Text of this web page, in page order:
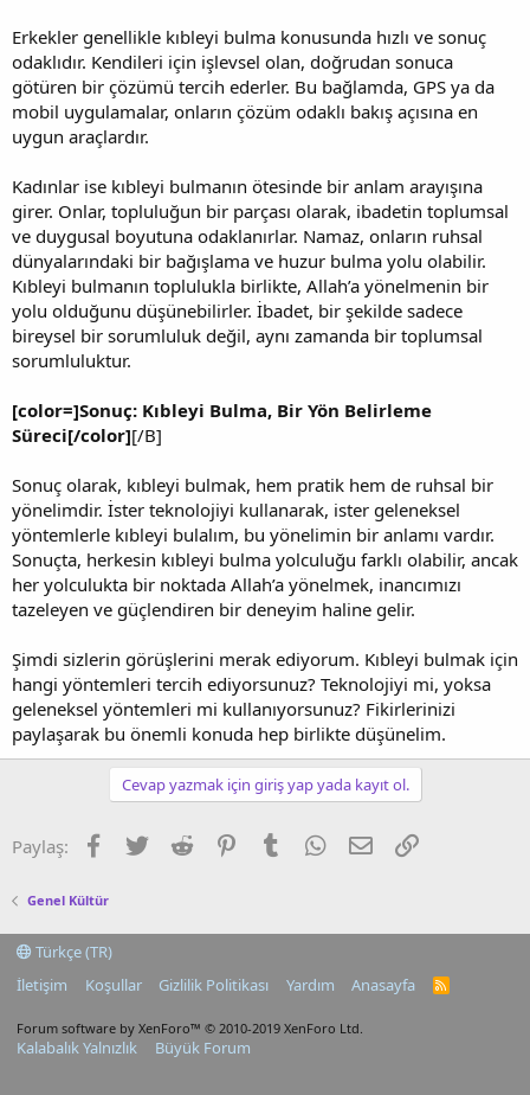
Erkekler genellikle kıbleyi bulma konusunda hızlı ve sonuç
odaklıdır. Kendileri için işlevsel olan, doğrudan sonuca
götüren bir çözümü tercih ederler. Bu bağlamda, GPS ya da
mobil uygulamalar, onların çözüm odaklı bakış açısına en
uygun araçlardır.
Kadınlar ise kıbleyi bulmanın ötesinde bir anlam arayışına
girer. Onlar, topluluğun bir parçası olarak, ibadetin toplumsal
ve duygusal boyutuna odaklanırlar. Namaz, onların ruhsal
dünyalarındaki bir bağışlama ve huzur bulma yolu olabilir.
Kıbleyi bulmanın toplulukla birlikte, Allah’a yönelmenin bir
yolu olduğunu düşünebilirler. İbadet, bir şekilde sadece
bireysel bir sorumluluk değil, aynı zamanda bir toplumsal
sorumluluktur.
[color=]Sonuç: Kıbleyi Bulma, Bir Yön Belirleme
Süreci[/color][/B]
Sonuç olarak, kıbleyi bulmak, hem pratik hem de ruhsal bir
yönelimdir. İster teknolojiyi kullanarak, ister geleneksel
yöntemlerle kıbleyi bulalım, bu yönelimin bir anlamı vardır.
Sonuçta, herkesin kıbleyi bulma yolculuğu farklı olabilir, ancak
her yolculukta bir noktada Allah’a yönelmek, inancımızı
tazeleyen ve güçlendiren bir deneyim haline gelir.
Şimdi sizlerin görüşlerini merak ediyorum. Kıbleyi bulmak için
hangi yöntemleri tercih ediyorsunuz? Teknolojiyi mi, yoksa
geleneksel yöntemleri mi kullanıyorsunuz? Fikirlerinizi
paylaşarak bu önemli konuda hep birlikte düşünelim.
Cevap yazmak için giriş yap yada kayıt ol.
Paylaş: Facebook
TwitterReddit PinterestTumblrWhatsApp
E-postaLink
Genel Kültür
Türkçe (TR)
İletişim
Koşullar Gizlilik Politikası Yardım Anasayfa
R
Forum software by XenForo™ © 2010-2019 XenForo Ltd.
Kalabalık Yalnızlık Büyük Forum